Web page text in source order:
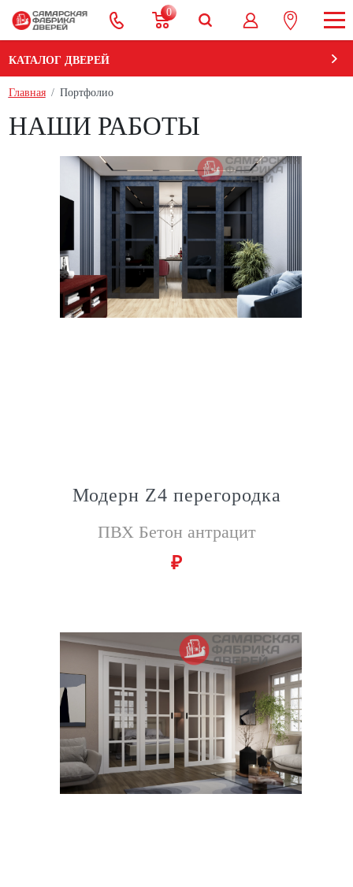
0
КАТАЛОГ ДВЕРЕЙ
Главная Портфолио
НАШИ РАБОТЫ
Модерн Z4 перегородка
ПВХ Бетон антрацит
₽